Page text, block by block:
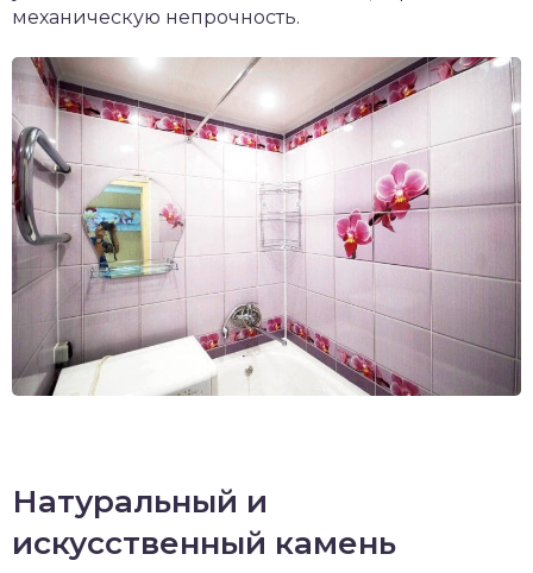
механическую непрочность.
Натуральный и
искусственный камень